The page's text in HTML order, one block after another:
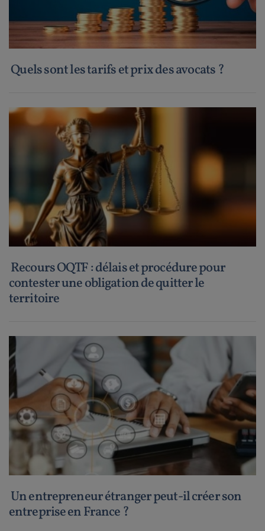
Quels sont les tarifs et prix des avocats ?
Recours OQTF : délais et procédure pour
contester une obligation de quitter le
territoire
Un entrepreneur étranger peut-il créer son
entreprise en France ?